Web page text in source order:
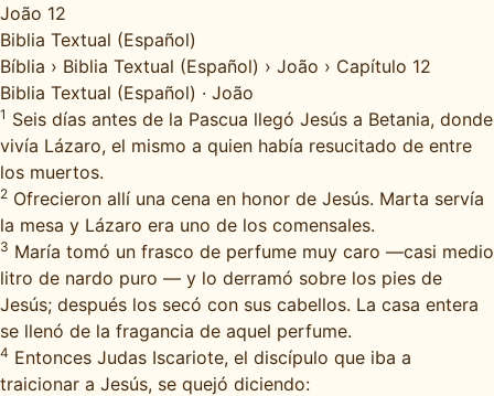
João 12
Biblia Textual (Español)
Bíblia › Biblia Textual (Español) › João › Capítulo 12
Biblia Textual (Español) · João
1 Seis días antes de la Pascua llegó Jesús a Betania, donde
vivía Lázaro, el mismo a quien había resucitado de entre
los muertos.
2 Ofrecieron allí una cena en honor de Jesús. Marta servía
la mesa y Lázaro era uno de los comensales.
3 María tomó un frasco de perfume muy caro —casi medio
litro de nardo puro — y lo derramó sobre los pies de
Jesús; después los secó con sus cabellos. La casa entera
se llenó de la fragancia de aquel perfume.
4 Entonces Judas Iscariote, el discípulo que iba a
traicionar a Jesús, se quejó diciendo: